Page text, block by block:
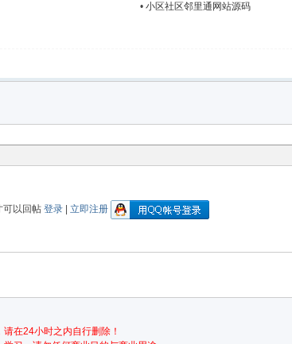
•小区社区邻里通网站源码
可以回帖 登录| 立即注册
在24小时之内自行删除！